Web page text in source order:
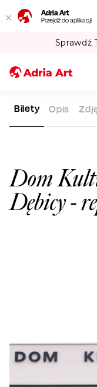
Adria Art
Przejdź do aplikacji
Sprawdź
ADRIA ART SALE
Dom
Dębicy-
Bilety Opis